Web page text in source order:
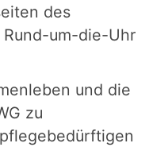
des
um-die-Uhr
und die
zu